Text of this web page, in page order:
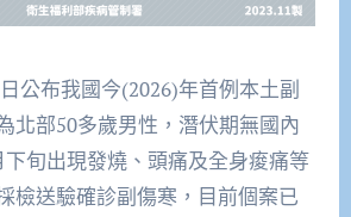
公布我國今(2026)年首例本土副
北部50多歲男性，潛伏期無國內
旬出現發燒、頭痛及全身痠痛等
檢送驗確診副傷寒，目前個案已